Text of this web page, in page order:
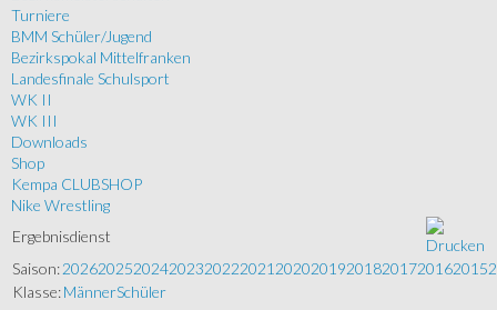
Turniere
BMM Schüler/Jugend
Bezirkspokal Mittelfranken
Landesfinale Schulsport
WK II
WK III
Downloads
Shop
Kempa CLUBSHOP
Nike Wrestling
Ergebnisdienst
Saison:202620252024202320222021 202020192018201720162015
Klasse:MännerSchüler